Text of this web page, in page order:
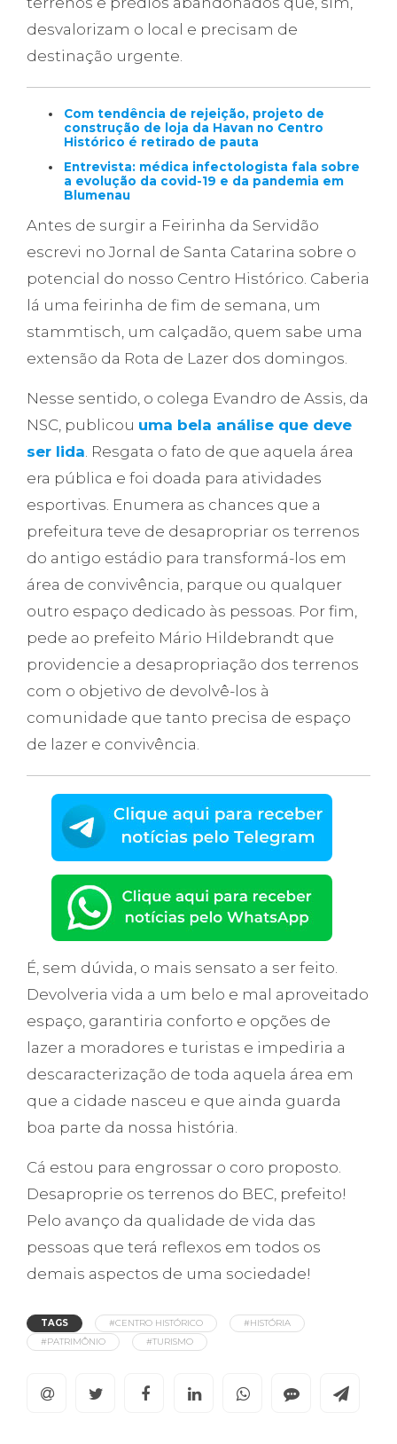
desvalorizam o local e precisam de
destinação urgente.
Com tendência de rejeição, projeto de
construção de loja da Havan no Centro
Histórico é retirado de pauta
Entrevista: médica infectologista fala sobre
a evolução da covid-19 e da pandemia em
Blumenau
Antes de surgir a Feirinha da Servidão
escrevi no Jornal de Santa Catarina sobre o
potencial do nosso Centro Histórico. Caberia
lá uma feirinha de fim de semana, um
stammtisch, um calçadão, quem sabe uma
extensão da Rota de Lazer dos domingos.
Nesse sentido, o colega Evandro de Assis, da
NSC, publicou uma bela análise que deve
ser lida. Resgata o fato de que aquela área
era pública e foi doada para atividades
esportivas. Enumera as chances que a
prefeitura teve de desapropriar os terrenos
do antigo estádio para transformá-los em
área de convivência, parque ou qualquer
outro espaço dedicado às pessoas. Por fim,
pede ao prefeito Mário Hildebrandt que
providencie a desapropriação dos terrenos
com o objetivo de devolvê-los à
comunidade que tanto precisa de espaço
de lazer e convivência.
É, sem dúvida, o mais sensato a ser feito.
Devolveria vida a um belo e mal aproveitado
espaço, garantiria conforto e opções de
lazer a moradores e turistas e impediria a
descaracterização de toda aquela área em
que a cidade nasceu e que ainda guarda
boa parte da nossa história.
Cá estou para engrossar o coro proposto.
Desaproprie os terrenos do BEC, prefeito!
Pelo avanço da qualidade de vida das
pessoas que terá reflexos em todos os
demais aspectos de uma sociedade!
TAGS #CENTRO HISTÓRICO
#HISTÓRIA
#PATRIMÔNIO
#TURISMO